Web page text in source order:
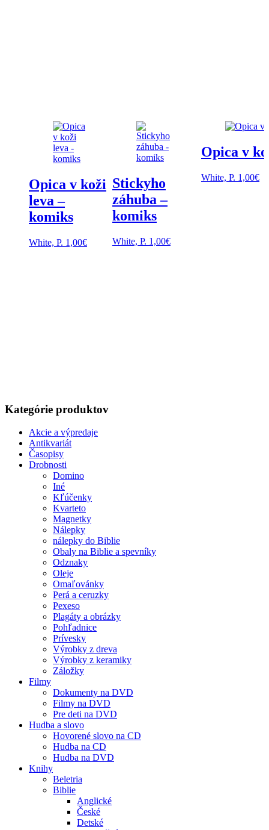
Opica v koži
leva –
komiks
White, P. 1,00€
Stickyho
záhuba –
komiks
White, P. 1,00€
Opica v
White, P. 1,00€
Kategórie produktov
Akcie a výpredaje
Antikvariát
Časopisy
Drobnosti
Domino
Iné
Kľúčenky
Kvarteto
Magnetky
Nálepky
nálepky do Biblie
Obaly na Biblie a spevníky
Odznaky
Oleje
Omaľovánky
Perá a ceruzky
Pexeso
Plagáty a obrázky
Pohľadnice
Prívesky
Výrobky z dreva
Výrobky z keramiky
Záložky
Filmy
Dokumenty na DVD
Filmy na DVD
Pre deti na DVD
Hudba a slovo
Hovorené slovo na CD
Hudba na CD
Hudba na DVD
Knihy
Beletria
Biblie
Anglické
České
Detské